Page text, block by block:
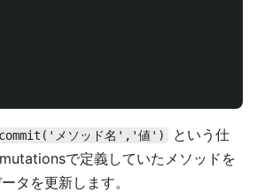
メソッド名','値')
という仕
で定義していたメソッドを
タを更新します。